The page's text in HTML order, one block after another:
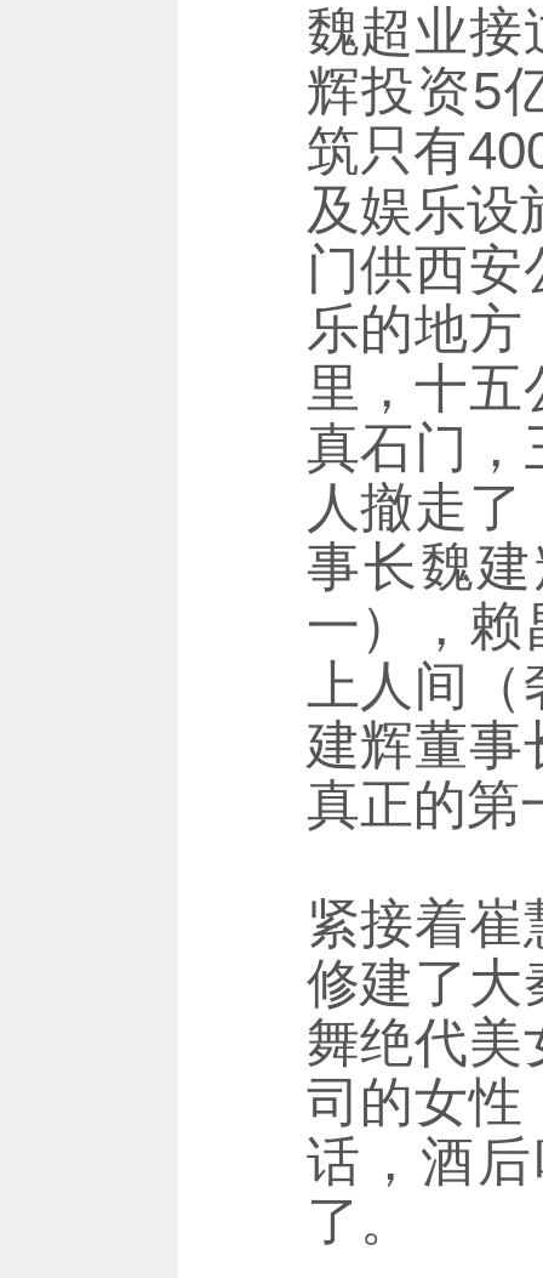
魏超业接
辉投资5
筑只有
及娱乐设
门供西
乐的地
里，十
真石门，
人撤走
事长魏
一），赖
上人间
建辉董事
真正的第
紧接着
修建了大
舞绝代美
司的女性
话，酒
了。